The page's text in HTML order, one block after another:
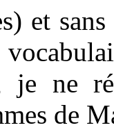
et
je ne
de